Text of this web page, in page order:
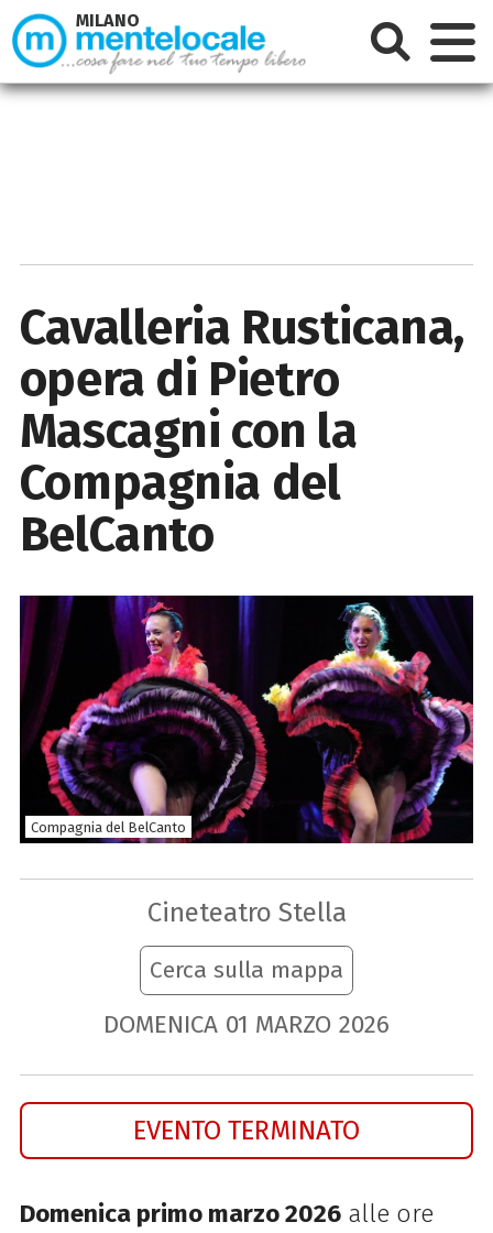
Cavalleria Rusticana,
opera di Pietro
Mascagni con la
Compagnia del
BelCanto
Compagnia del BelCanto
Cineteatro Stella
Cerca sulla mappa
DOMENICA 01 MARZO 2026
EVENTO TERMINATO
Domenica primo marzo 2026alle ore
MILANO